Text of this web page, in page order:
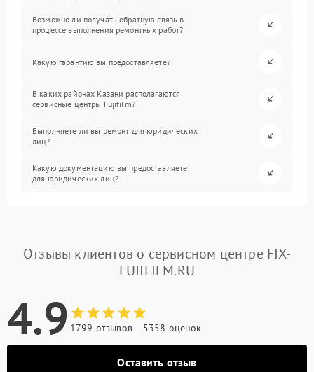
Возможно ли получать обратную связь в
процессе выполнения ремонтных работ?
Какую гарантию вы предоставляете?
В каких районах Казани располагаются
сервисные центры Fujifilm?
Выполняете ли вы ремонт для юридических
лиц?
Какую документацию вы предоставляете
для юридических лиц?
Отзывы клиентов о сервисном центре FIX-
FUJIFILM.RU
4.9 1799 отзывов 5358 оценок
Оставить отзыв